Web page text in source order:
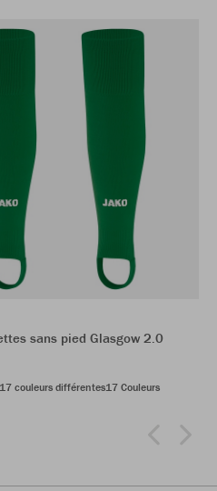
sans pied Glasgow 2.0
couleurs différentes17 Couleurs